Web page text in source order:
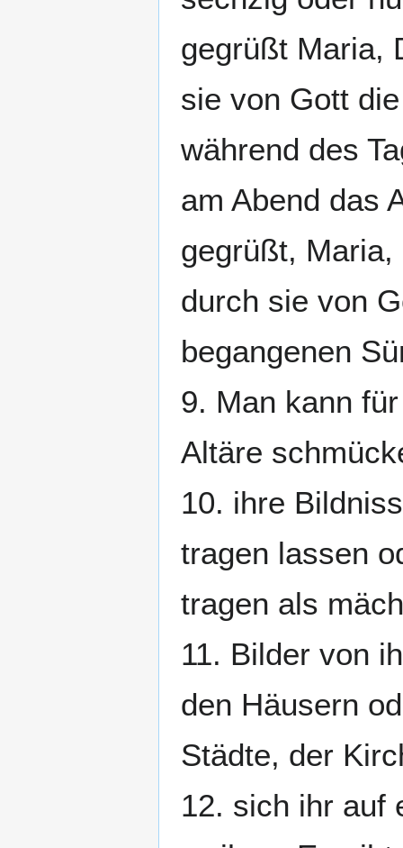
gegrüßt Maria,
sie von Gott
während des
am Abend das
gegrüßt, Maria,
durch sie von
begangenen
9. Man kann
Altäre
10. ihre
tragen lassen
tragen als
11. Bilder von
den Häusern
Städte, der
12. sich ihr auf